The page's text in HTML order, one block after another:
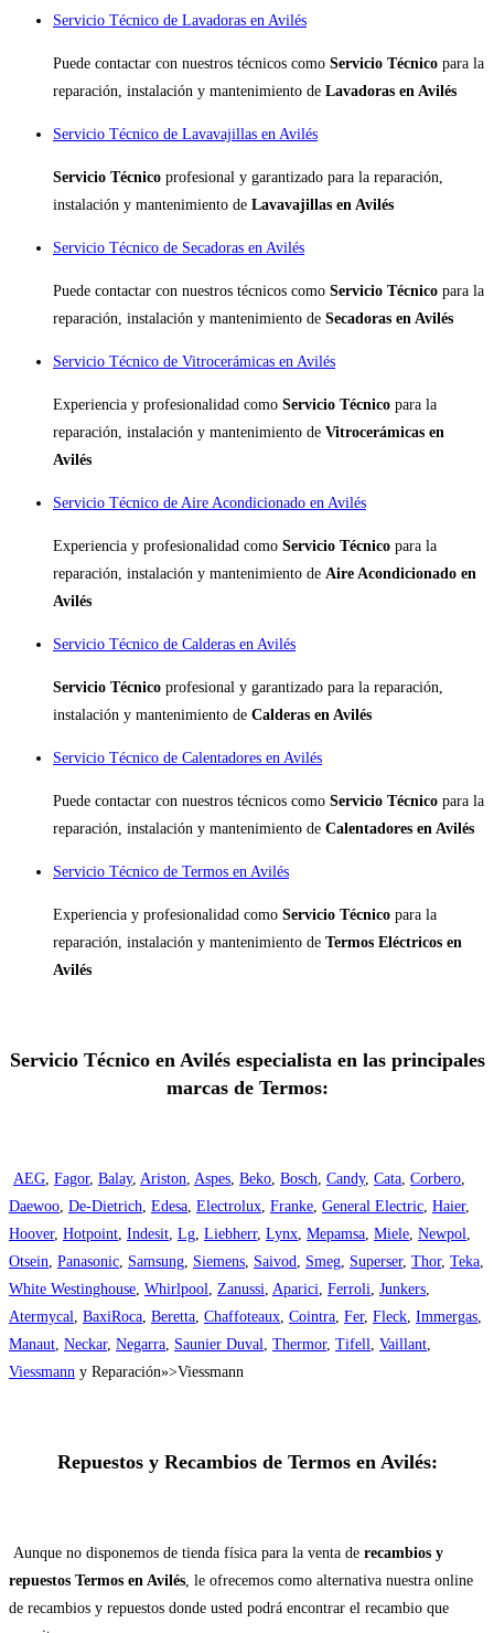
Servicio Técnico de Lavadoras en Avilés
Puede contactar con nuestros técnicos como Servicio Técnico para la
reparación, instalación y mantenimiento de Lavadoras en Avilés
Servicio Técnico de Lavavajillas en Avilés
Servicio Técnico profesional y garantizado para la reparación,
instalación y mantenimiento de Lavavajillas en Avilés
Servicio Técnico de Secadoras en Avilés
Puede contactar con nuestros técnicos como Servicio Técnico para la
reparación, instalación y mantenimiento de Secadoras en Avilés
Servicio Técnico de Vitrocerámicas en Avilés
Experiencia y profesionalidad como Servicio Técnico para la
reparación, instalación y mantenimiento de Vitrocerámicas en
Avilés
Servicio Técnico de Aire Acondicionado en Avilés
Experiencia y profesionalidad como Servicio Técnico para la
reparación, instalación y mantenimiento de Aire Acondicionado en
Avilés
Servicio Técnico de Calderas en Avilés
Servicio Técnico profesional y garantizado para la reparación,
instalación y mantenimiento de Calderas en Avilés
Servicio Técnico de Calentadores en Avilés
Puede contactar con nuestros técnicos como Servicio Técnico para la
reparación, instalación y mantenimiento de Calentadores en Avilés
Servicio Técnico de Termos en Avilés
Experiencia y profesionalidad como Servicio Técnico para la
reparación, instalación y mantenimiento de Termos Eléctricos en
Avilés
Servicio Técnico en Avilés especialista en las principales
marcas de Termos:
AEG, Fagor, Balay, Ariston, Aspes, Beko, Bosch, Candy, Cata, Corbero,
Daewoo, De-Dietrich, Edesa, Electrolux, Franke, General Electric, Haier,
Hoover, Hotpoint, Indesit, Lg, Liebherr, Lynx, Mepamsa, Miele, Newpol,
Otsein, Panasonic, Samsung, Siemens, Saivod, Smeg, Superser, Thor, Teka,
White Westinghouse, Whirlpool, Zanussi, Aparici, Ferroli, Junkers,
Atermycal, BaxiRoca, Beretta, Chaffoteaux, Cointra, Fer, Fleck, Immergas,
Manaut, Neckar, Negarra, Saunier Duval, Thermor, Tifell, Vaillant,
Viessmann y Reparación»>Viessmann
Repuestos y Recambios de Termos en Avilés:
Aunque no disponemos de tienda física para la venta de recambios y
repuestos Termos en Avilés, le ofrecemos como alternativa nuestra online
de recambios y repuestos donde usted podrá encontrar el recambio que